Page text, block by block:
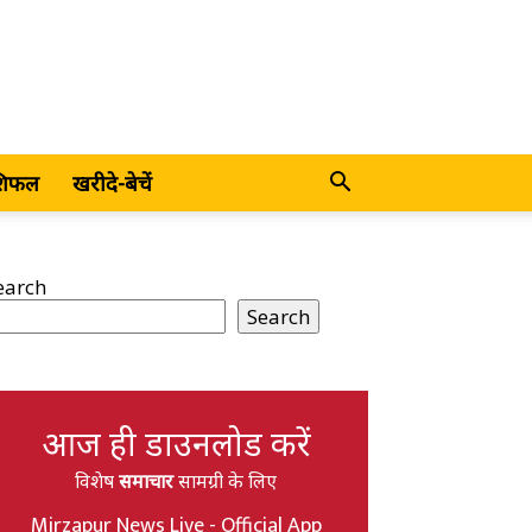
खरीदे-बेचें
Search
आज ही डाउनलोड करें
विशेषसमाचारसामग्री के लिए